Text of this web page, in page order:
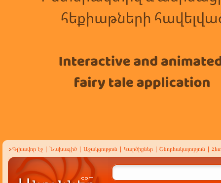
Գլխավոր էջ Նախագիծ Աջակցություն Կարծիքներ Շնորհակալություն